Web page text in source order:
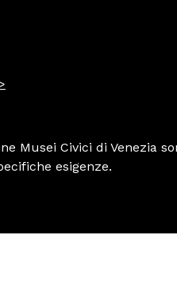
Musei Civici di Venezia
esigenze.